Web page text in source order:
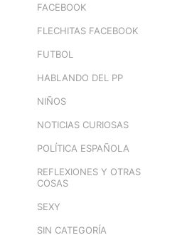
FACEBOOK
FLECHITAS FACEBOOK
FUTBOL
HABLANDO DEL PP
NIÑOS
NOTICIAS CURIOSAS
POLÍTICA ESPAÑOLA
REFLEXIONES Y OTRAS
COSAS
SEXY
SIN CATEGORÍA